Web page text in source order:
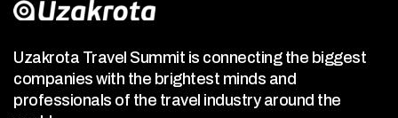
Uzakrota Travel Summit is connecting the biggest
companies with the brightest minds and
professionals of the travel industry around the